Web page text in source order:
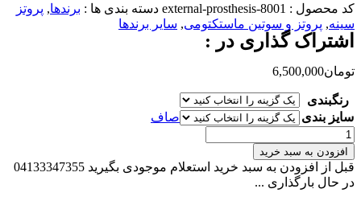
کد محصول : external-prosthesis-8001 دسته بندی ها : برندها, پروتز
سینه, پروتز و سوتین ماستکتومی, سایر برندها
اشتراک گذاری در :
تومان6,500,000
رنگبندی
سایز بندی
صاف
پروتز
سینه
اکسترنال
سیلیکونی
8001
افزودن به سبد خرید
قبل از افزودن به سبد خرید استعلام موجودی بگیرید 04133347355
در حال بارگذاری ...